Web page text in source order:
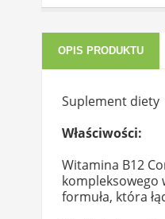
OPIS PRODUKTU
Suplement diety
Właściwości:
Witamina B12
kompleksowego
formuła, która